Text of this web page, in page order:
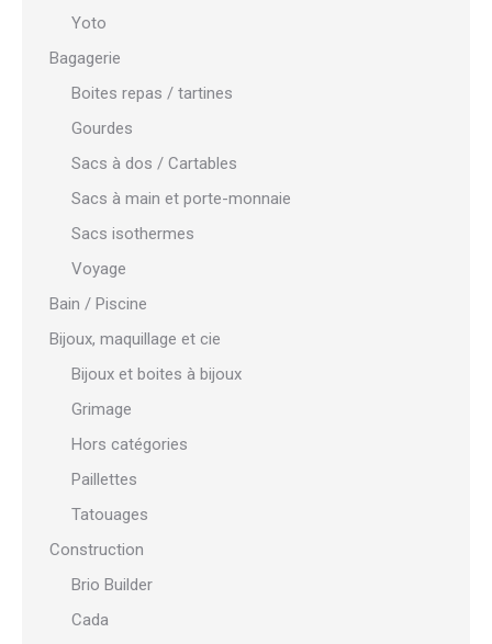
Yoto
Bagagerie
Boites repas / tartines
Gourdes
Sacs à dos / Cartables
Sacs à main et porte-monnaie
Sacs isothermes
Voyage
Bain / Piscine
Bijoux, maquillage et cie
Bijoux et boites à bijoux
Grimage
Hors catégories
Paillettes
Tatouages
Construction
Brio Builder
Cada